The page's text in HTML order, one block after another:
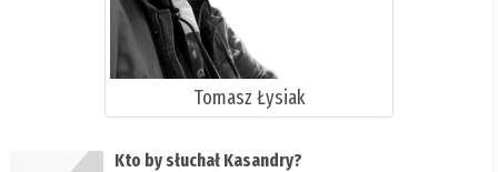
Tomasz Łysiak
Kto by słuchał Kasandry?